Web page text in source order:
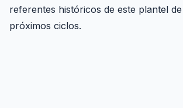
referentes históricos de este plantel
próximos ciclos.